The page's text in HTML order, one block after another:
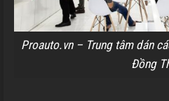
Proauto.vn – Trung tâm dán
Đồng